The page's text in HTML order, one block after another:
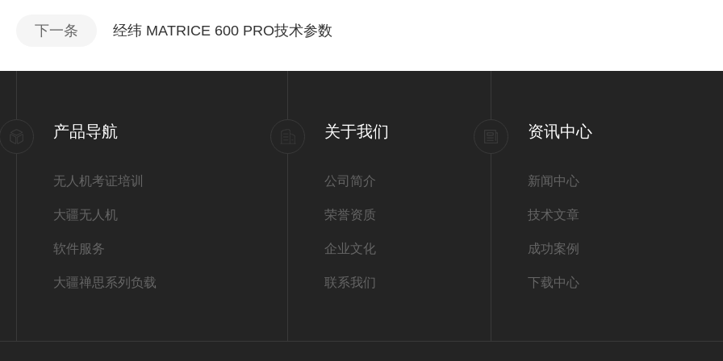
下一条 经纬 MATRICE 600 PRO技术参数
产品导航
无人机考证培训
大疆无人机
软件服务
大疆禅思系列负载
关于我们
公司简介
荣誉资质
企业文化
联系我们
资讯中心
新闻中心
技术文章
成功案例
下载中心